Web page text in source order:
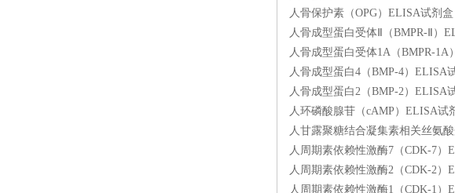
人骨保护素（OPG）ELISA试剂
人骨成型蛋白受体Ⅱ（BMPR-Ⅱ）
人骨成型蛋白受体1A（BMPR-
人骨成型蛋白4（BMP-4）ELISA
人骨成型蛋白2（BMP-2）ELISA
人环磷酸腺苷（cAMP）ELISA
人甘露聚糖结合凝集素相关丝氨
人周期素依赖性激酶7（CDK-7
人周期素依赖性激酶2（CDK-2
人周期素依赖性激酶1（CDK-1